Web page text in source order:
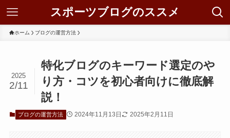
スポーツブログのススメ
ホーム ブログの運営方法
特化ブログのキーワード選定のや
り方・コツを初心者向けに徹底解
説！
2025
2/11
ブログの運営方法 2024年11月13日 2025年2月11日